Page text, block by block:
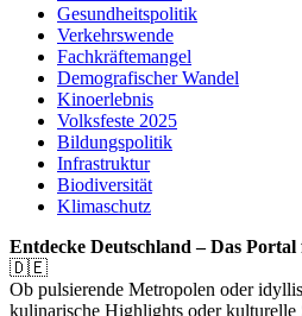
Gesundheitspolitik
Verkehrswende
Fachkräftemangel
Demografischer Wandel
Kinoerlebnis
Volksfeste 2025
Bildungspolitik
Infrastruktur
Biodiversität
Klimaschutz
Entdecke Deutschland – Das
🇩🇪
Ob pulsierende Metropolen oder
kulinarische Highlights oder kulturelle